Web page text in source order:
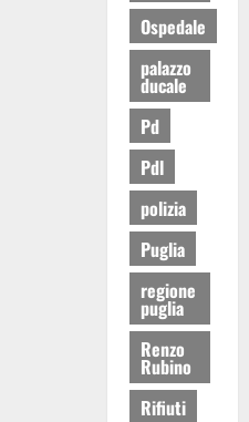
Ospedale
palazzo
ducale
Pd
Pdl
polizia
Puglia
regione
puglia
Renzo
Rubino
Rifiuti